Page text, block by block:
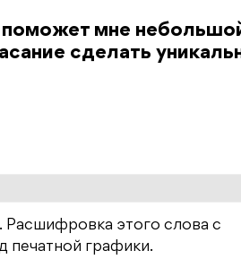
поможет мне
сделать
Расшифровка этого слова с
печатной графики.